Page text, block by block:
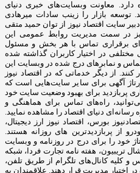
معاونت وبسایت‌های خبری دنیای
توسعه بازار را زینب سادات میرهادی
سایت اقتصاد نیوز از توان حمید متقی
در سمت مدیریت روابط عمومی این
برقراری تماس با هر بخش و مسئول
مختلفی در اختیار کاربران گذاشته شده
و نمابرهای درج شده در وبسایت این
از دیگر خدماتی که در اقتصاد نیوز
آگهی برای سایر سایت‌هایی است که
پربازدید برای بهبود وضعیت سایت خود
راه‌های تماس برای هماهنگی و
دنیای اقتصاد را مشاهده نمایید.
بورس، اقتصاد نیوز ارز دیجیتال،
از پربازدیدترین های روزانه هستند.
خود را برای درج در روزنامه و وبسایت
تریبیون، هفته نامه تجارت فردا، شبکه
و کلیه کانال‌های تلگرام از طریق تلفن،
مدیریت قرار دهند. علاقمندان به